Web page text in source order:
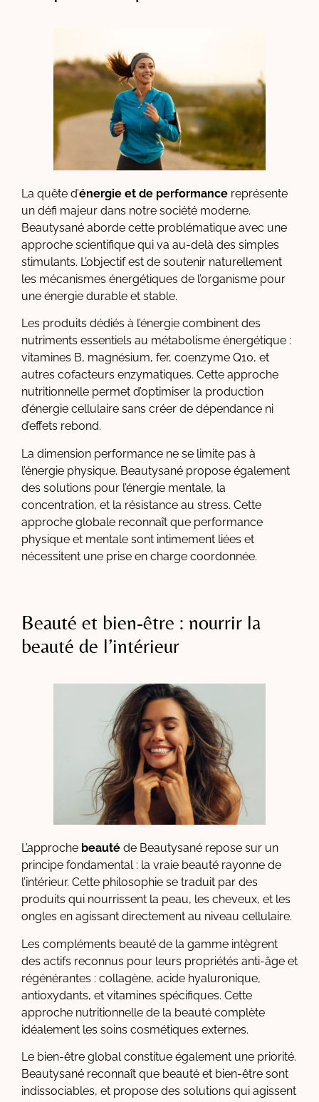
La quête d’énergie et de performance représente
un défi majeur dans notre société moderne.
Beautysané aborde cette problématique avec une
approche scientifique qui va au-delà des simples
stimulants. L’objectif est de soutenir naturellement
les mécanismes énergétiques de l’organisme pour
une énergie durable et stable.
Les produits dédiés à l’énergie combinent des
nutriments essentiels au métabolisme énergétique :
vitamines B, magnésium, fer, coenzyme Q10, et
autres cofacteurs enzymatiques. Cette approche
nutritionnelle permet d’optimiser la production
d’énergie cellulaire sans créer de dépendance ni
d’effets rebond.
La dimension performance ne se limite pas à
l’énergie physique. Beautysané propose également
des solutions pour l’énergie mentale, la
concentration, et la résistance au stress. Cette
approche globale reconnaît que performance
physique et mentale sont intimement liées et
nécessitent une prise en charge coordonnée.
Beauté et bien-être : nourrir la
beauté de l’intérieur
L’approche beauté de Beautysané repose sur un
principe fondamental : la vraie beauté rayonne de
l’intérieur. Cette philosophie se traduit par des
produits qui nourrissent la peau, les cheveux, et les
ongles en agissant directement au niveau cellulaire.
Les compléments beauté de la gamme intègrent
des actifs reconnus pour leurs propriétés anti-âge et
régénérantes : collagène, acide hyaluronique,
antioxydants, et vitamines spécifiques. Cette
approche nutritionnelle de la beauté complète
idéalement les soins cosmétiques externes.
Le bien-être global constitue également une priorité.
Beautysané reconnaît que beauté et bien-être sont
indissociables, et propose des solutions qui agissent